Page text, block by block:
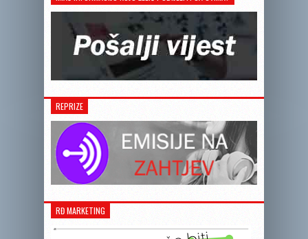
REPRIZE
RĐ MARKETING